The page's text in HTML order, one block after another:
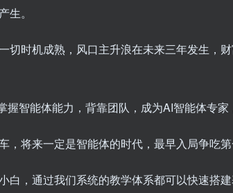
。
切时机成熟，风口主升浪在未来三年发生，
智能体能力，背靠团队，成为AI智能体专家
，将来一定是智能体的时代，最早入局争吃第
白，通过我们系统的教学体系都可以快速搭